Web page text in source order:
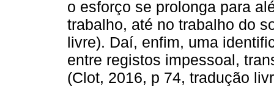
o esforço se prolonga para
trabalho, até no trabalho do
livre). Daí, enfim, uma
entre registos impessoal,
(Clot, 2016, p 74, tradução